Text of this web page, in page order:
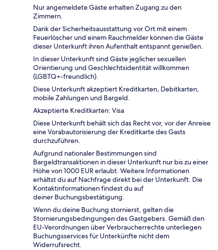
Nur angemeldete Gäste erhalten Zugang zu den
Zimmern.
Dank der Sicherheitsausstattung vor Ort mit einem
Feuerlöscher und einem Rauchmelder können die Gäste
dieser Unterkunft ihren Aufenthalt entspannt genießen.
In dieser Unterkunft sind Gäste jeglicher sexuellen
Orientierung und Geschlechtsidentität willkommen
(LGBTQ+-freundlich).
Diese Unterkunft akzeptiert Kreditkarten, Debitkarten,
mobile Zahlungen und Bargeld.
Akzeptierte Kreditkarten: Visa
Diese Unterkunft behält sich das Recht vor, vor der Anreise
eine Vorabautorisierung der Kreditkarte des Gasts
durchzuführen.
Aufgrund nationaler Bestimmungen sind
Bargeldtransaktionen in dieser Unterkunft nur bis zu einer
Höhe von 1000 EUR erlaubt. Weitere Informationen
erhältst du auf Nachfrage direkt bei der Unterkunft. Die
Kontaktinformationen findest du auf
deiner Buchungsbestätigung.
Wenn du deine Buchung stornierst, gelten die
Stornierungsbedingungen des Gastgebers. Gemäß den
EU-Verordnungen über Verbraucherrechte unterliegen
Buchungsservices für Unterkünfte nicht dem
Widerrufsrecht.